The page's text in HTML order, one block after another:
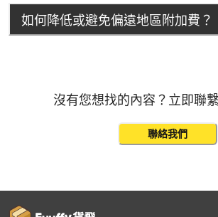
如何降低或避免偏遠地區附加費？
沒有您想找的內容？立即聯
聯絡我們